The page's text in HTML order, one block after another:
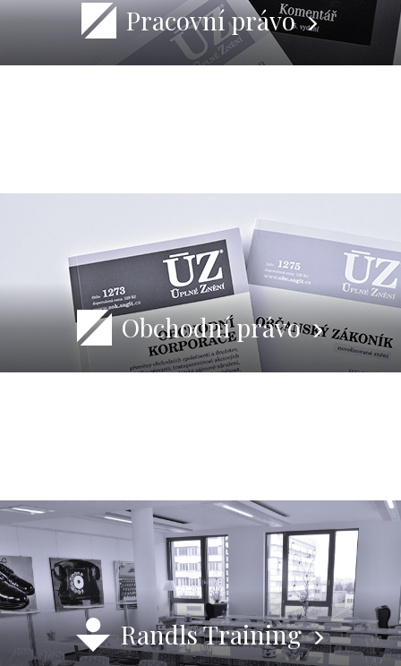
Pracovní právo
Obchodní právo
Randls Training